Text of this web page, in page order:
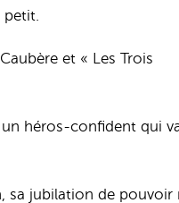
petit.
et « Les Trois
un héros-confident qui
sa jubilation de